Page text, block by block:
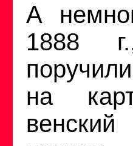
А
1888
на